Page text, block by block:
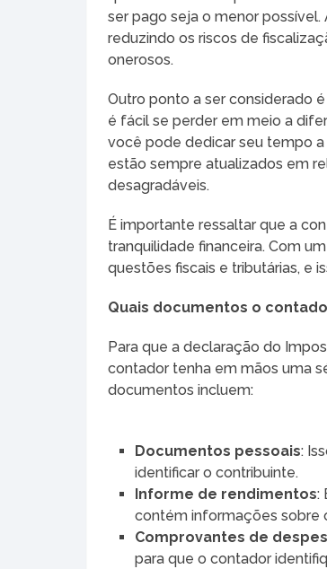
ser pago seja o menor
reduzindo os riscos de
onerosos.
Outro ponto a ser considerado
é fácil se perder em meio a
você pode dedicar seu tempo a
estão sempre atualizados em
desagradáveis.
É importante ressaltar que a
tranquilidade financeira. Com
questões fiscais e tributárias, e
Quais documentos o
Para que a declaração do
contador tenha em mãos uma
documentos incluem:
Documentos pessoais:
identificar o contribuinte.
Informe de rendimentos:
contém informações sobre
Comprovantes de
para que o contador